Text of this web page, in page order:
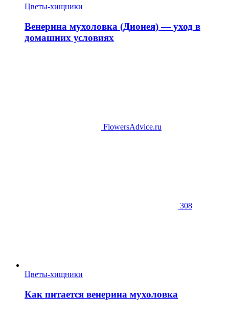
Цветы-хищники
Венерина мухоловка (Дионея) — уход в
домашних условиях
FlowersAdvice.ru
308
Цветы-хищники
Как питается венерина мухоловка